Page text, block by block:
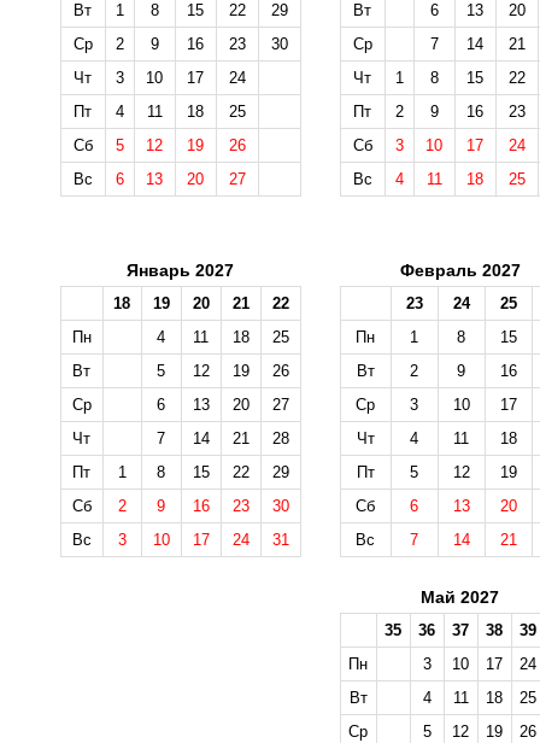
Вт
1 8 15 22
29
Ср
2 9 16 23
30
Чт
3 10 17
24
Пт
4 11 18
25
Сб
5 12 19
26
Вс
6 13 20 27
Вт
6 13
20
Ср
7 14
21
Чт
1 8 15
22
Пт
2 9 16
23
Сб
3 10 17
24
Вс
4 11 18 25
Январь 2027
18 19 20 21
22
Пн
4 11 18
25
Вт
5 12 19
26
Ср
6 13 20
27
Чт
7 14 21
28
Пт
1 8 15 22
29
Сб
2 9 16 23
30
Вс
3 10 17 24 31
Февраль 2027
23 24
25
Пн
1 8
15
Вт
2 9
16
Ср
3 10
17
Чт
4 11
18
Пт
5 12
19
Сб
6 13
20
Вс
7 14 21
Май 2027
35 36 37 38
39
Пн
3 10 17
24
Вт
4 11 18
25
Ср
5 12 19
26